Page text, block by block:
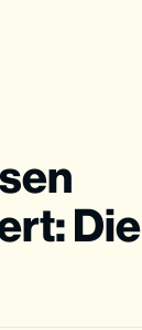
Die